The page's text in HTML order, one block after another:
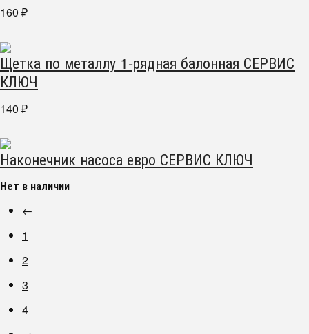
160 ₽
Щетка по металлу 1-рядная балонная СЕРВИС
КЛЮЧ
140 ₽
Наконечник насоса евро СЕРВИС КЛЮЧ
Нет в наличии
←
1
2
3
4